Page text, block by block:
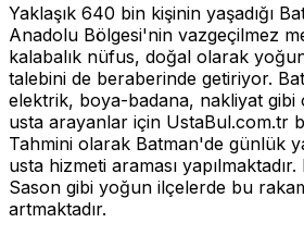
Yaklaşık 640 bin kişinin yaşadığı
Anadolu Bölgesi'nin vazgeçilmez
kalabalık nüfus, doğal olarak
talebini de beraberinde getiriyor.
elektrik, boya-badana, nakliyat gibi
usta arayanlar için UstaBul.com.tr
Tahmini olarak Batman'de günlük
usta hizmeti araması
Sason gibi yoğun ilçelerde bu
artmaktadır.